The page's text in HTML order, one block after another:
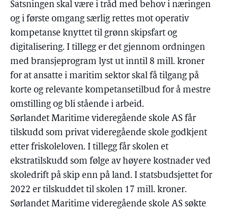
Satsningen skal være i tråd med behov i næringen
og i første omgang særlig rettes mot operativ
kompetanse knyttet til grønn skipsfart og
digitalisering. I tillegg er det gjennom ordningen
med bransjeprogram lyst ut inntil 8 mill. kroner
for at ansatte i maritim sektor skal få tilgang på
korte og relevante kompetansetilbud for å mestre
omstilling og bli stående i arbeid.
Sørlandet Maritime videregående skole AS får
tilskudd som privat videregående skole godkjent
etter friskoleloven. I tillegg får skolen et
ekstratilskudd som følge av høyere kostnader ved
skoledrift på skip enn på land. I statsbudsjettet for
2022 er tilskuddet til skolen 17 mill. kroner.
Sørlandet Maritime videregående skole AS søkte